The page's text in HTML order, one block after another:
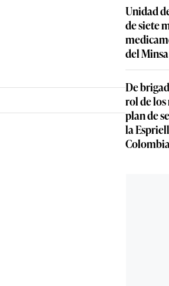
Unidad
de siete
del Minsa
De
rol de los
plan de
la